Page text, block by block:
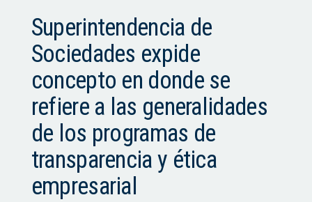
Superintendencia de
Sociedades expide
concepto en donde se
refiere a las generalidades
de los programas de
transparencia y ética
empresarial